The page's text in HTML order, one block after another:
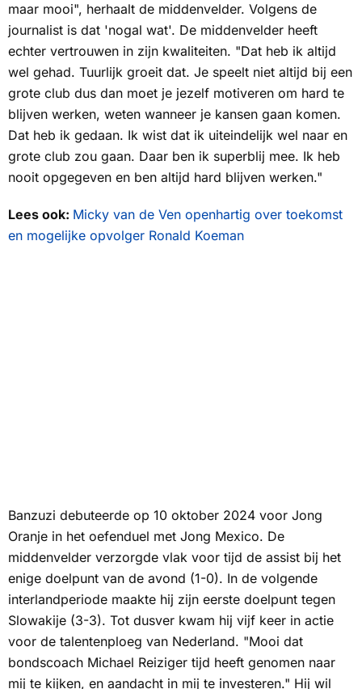
maar mooi", herhaalt de middenvelder. Volgens de
journalist is dat 'nogal wat'. De middenvelder heeft
echter vertrouwen in zijn kwaliteiten. "Dat heb ik altijd
wel gehad. Tuurlijk groeit dat. Je speelt niet altijd bij een
grote club dus dan moet je jezelf motiveren om hard te
blijven werken, weten wanneer je kansen gaan komen.
Dat heb ik gedaan. Ik wist dat ik uiteindelijk wel naar en
grote club zou gaan. Daar ben ik superblij mee. Ik heb
nooit opgegeven en ben altijd hard blijven werken."
Lees ook: Micky van de Ven openhartig over toekomst
en mogelijke opvolger Ronald Koeman
Banzuzi debuteerde op 10 oktober 2024 voor Jong
Oranje in het oefenduel met Jong Mexico. De
middenvelder verzorgde vlak voor tijd de assist bij het
enige doelpunt van de avond (1-0). In de volgende
interlandperiode maakte hij zijn eerste doelpunt tegen
Slowakije (3-3). Tot dusver kwam hij vijf keer in actie
voor de talentenploeg van Nederland. "Mooi dat
bondscoach Michael Reiziger tijd heeft genomen naar
mij te kijken, en aandacht in mij te investeren." Hij wil